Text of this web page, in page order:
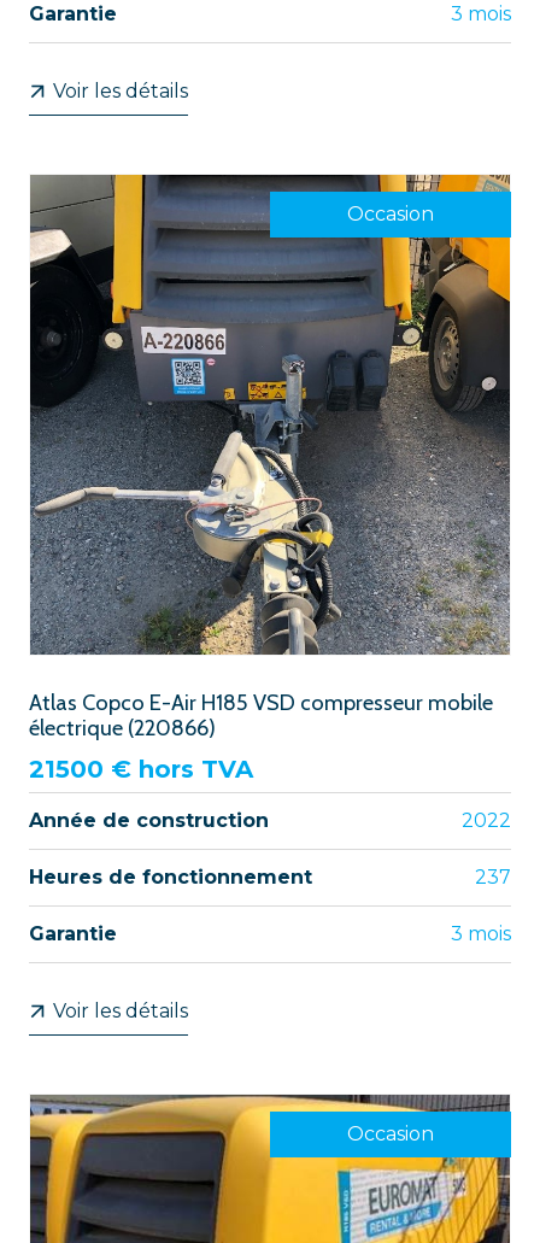
Garantie 3 mois
Voir les détails
Occasion
Atlas Copco E-Air H185 VSD compresseur mobile
électrique (220866)
21500 € hors TVA
Année de construction 2022
Heures de fonctionnement 237
Garantie 3 mois
Voir les détails
Occasion